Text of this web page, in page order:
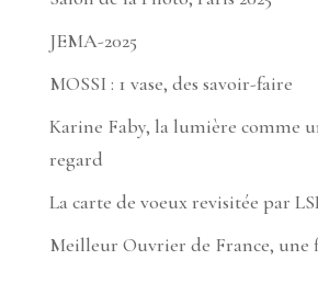
JEMA-2025
MOSSI : 1 vase, des savoir-faire
Karine Faby, la lumière comme
regard
La carte de voeux revisitée par
Meilleur Ouvrier de France, une